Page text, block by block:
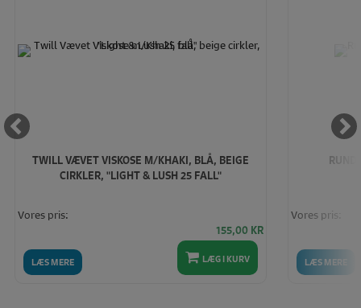
TWILL VÆVET VISKOSE M/KHAKI, BLÅ, BEIGE
CIRKLER, "LIGHT & LUSH 25 FALL"
LÆS MERE
Vores pris:
155,00 KR
LÆG I KURV LÆS MERE
Vores pris: